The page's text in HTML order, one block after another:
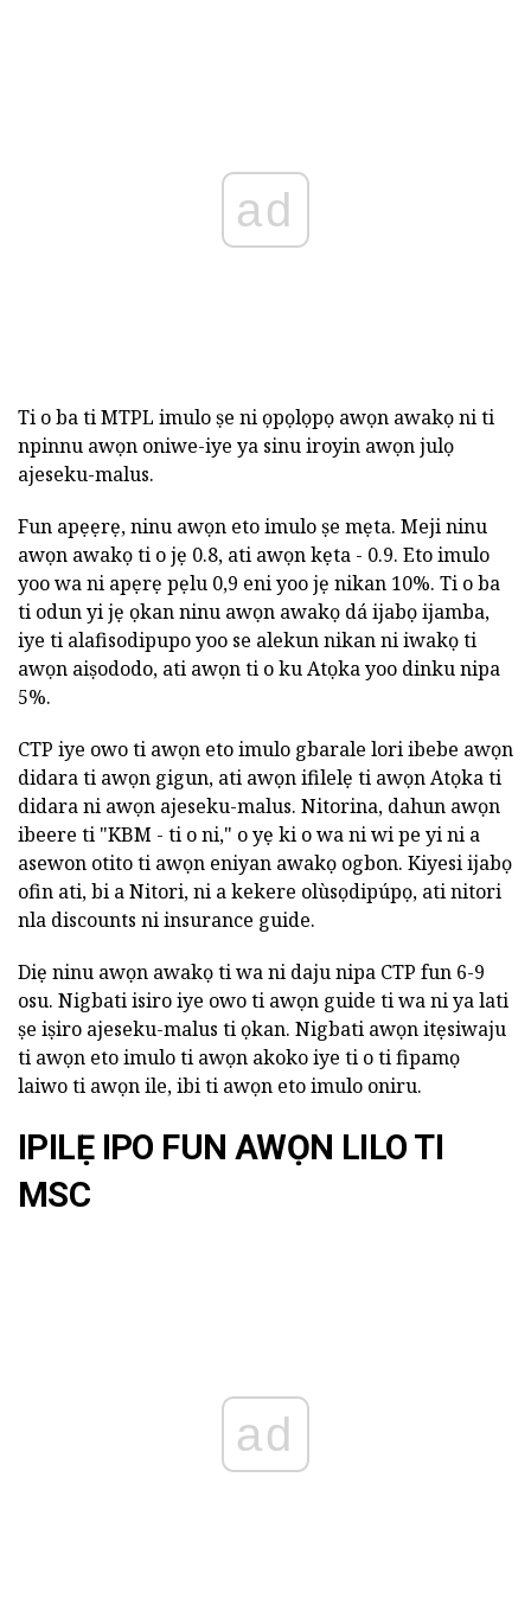
ad
Ti o ba ti MTPL imulo ṣe ni ọpọlọpọ awọn awakọ ni ti
npinnu awọn oniwe-iye ya sinu iroyin awọn julọ
ajeseku-malus.
Fun apẹẹrẹ, ninu awọn eto imulo ṣe mẹta. Meji ninu
awọn awakọ ti o jẹ 0.8, ati awọn kẹta - 0.9. Eto imulo
yoo wa ni apẹrẹ pẹlu 0,9 eni yoo jẹ nikan 10%. Ti o ba
ti odun yi jẹ ọkan ninu awọn awakọ dá ijabọ ijamba,
iye ti alafisodipupo yoo se alekun nikan ni iwakọ ti
awọn aiṣododo, ati awọn ti o ku Atọka yoo dinku nipa
5%.
CTP iye owo ti awọn eto imulo gbarale lori ibebe awọn
didara ti awọn gigun, ati awọn ifilelẹ ti awọn Atọka ti
didara ni awọn ajeseku-malus. Nitorina, dahun awọn
ibeere ti "KBM - ti o ni," o yẹ ki o wa ni wi pe yi ni a
asewon otito ti awọn eniyan awakọ ogbon. Kiyesi ijabọ
ofin ati, bi a Nitori, ni a kekere olùsọdipúpọ, ati nitori
nla discounts ni insurance guide.
Diẹ ninu awọn awakọ ti wa ni daju nipa CTP fun 6-9
osu. Nigbati isiro iye owo ti awọn guide ti wa ni ya lati
ṣe iṣiro ajeseku-malus ti ọkan. Nigbati awọn itẹsiwaju
ti awọn eto imulo ti awọn akoko iye ti o ti fipamọ
laiwo ti awọn ile, ibi ti awọn eto imulo oniru.
IPILẸ IPO FUN AWỌN LILO TI
MSC
ad